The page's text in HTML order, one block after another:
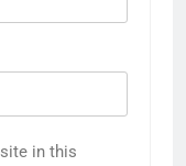
in this